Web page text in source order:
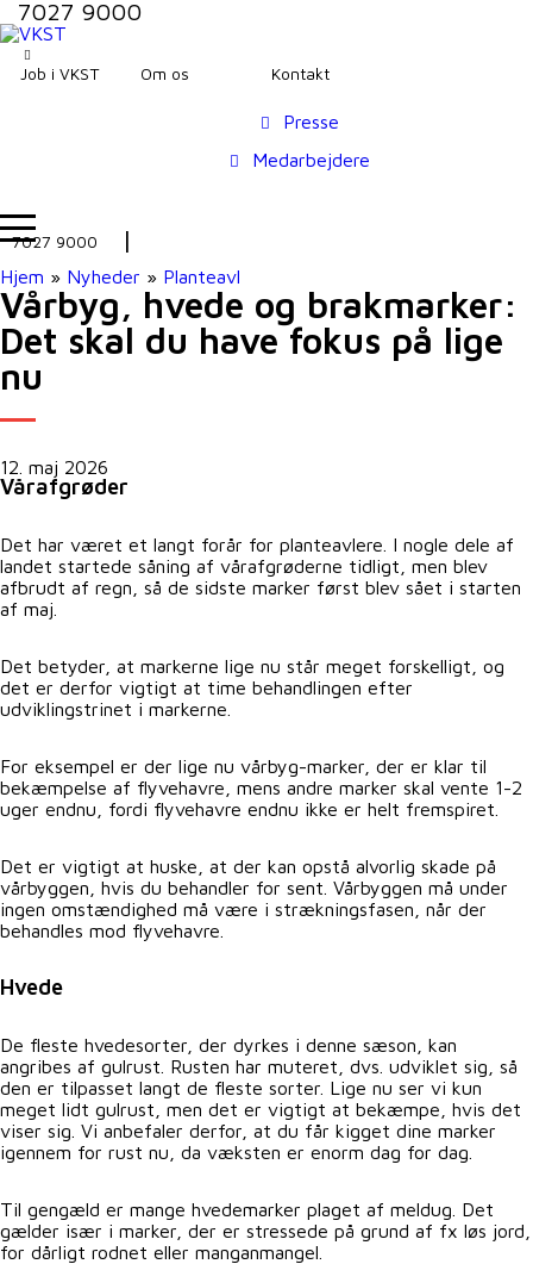
7027 9000
Job i VKST Om os Kontakt
Presse
Medarbejdere
7027 9000
Hjem » Nyheder » Planteavl
Vårbyg, hvede og brakmarker:
Det skal du have fokus på lige
nu
12. maj 2026
Vårafgrøder
Det har været et langt forår for planteavlere. I nogle dele af
landet startede såning af vårafgrøderne tidligt, men blev
afbrudt af regn, så de sidste marker først blev sået i starten
af maj.
Det betyder, at markerne lige nu står meget forskelligt, og
det er derfor vigtigt at time behandlingen efter
udviklingstrinet i markerne.
For eksempel er der lige nu vårbyg-marker, der er klar til
bekæmpelse af flyvehavre, mens andre marker skal vente 1-2
uger endnu, fordi flyvehavre endnu ikke er helt fremspiret.
Det er vigtigt at huske, at der kan opstå alvorlig skade på
vårbyggen, hvis du behandler for sent. Vårbyggen må under
ingen omstændighed må være i strækningsfasen, når der
behandles mod flyvehavre.
Hvede
De fleste hvedesorter, der dyrkes i denne sæson, kan
angribes af gulrust. Rusten har muteret, dvs. udviklet sig, så
den er tilpasset langt de fleste sorter. Lige nu ser vi kun
meget lidt gulrust, men det er vigtigt at bekæmpe, hvis det
viser sig. Vi anbefaler derfor, at du får kigget dine marker
igennem for rust nu, da væksten er enorm dag for dag.
Til gengæld er mange hvedemarker plaget af meldug. Det
gælder især i marker, der er stressede på grund af fx løs jord,
for dårligt rodnet eller manganmangel.